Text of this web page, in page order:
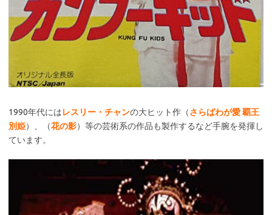
1990年代にはレスリー・チャンの大ヒット作（さらばわが愛 覇王
別姫）、（花の影）等の芸術系の作品も製作するなど手腕を発揮し
ています。